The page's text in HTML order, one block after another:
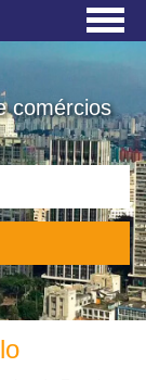
comércios